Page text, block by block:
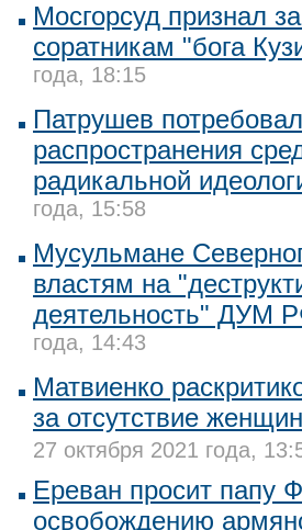
Мосгорсуд признал
соратникам "бога
года, 18:15
Патрушев
распространения
радикальной
года, 15:58
Мусульмане
властям на
деятельность" ДУМ
года, 14:43
Матвиенко
за отсутствие
27 октября 2021 года,
Ереван просит папу
освобождению